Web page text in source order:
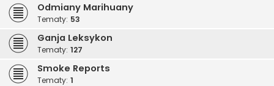
Odmiany Marihuany
Tematy: 53
Ganja Leksykon
Tematy: 127
Smoke Reports
Tematy: 1